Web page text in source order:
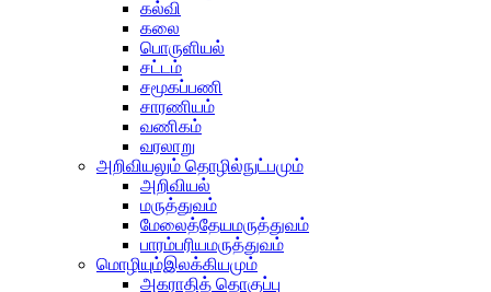
கல்வி
கலை
பொருளியல்
சட்டம்
சமூகப்பணி
சாரணியம்
வணிகம்
வரலாறு
அறிவியலும் தொழில்நுட்பமும்
அறிவியல்
மருத்துவம்
மேலைத்தேயமருத்துவம்
பாரம்பரியமருத்துவம்
மொழியும்இலக்கியமும்
அகராதித் தொகுப்பு